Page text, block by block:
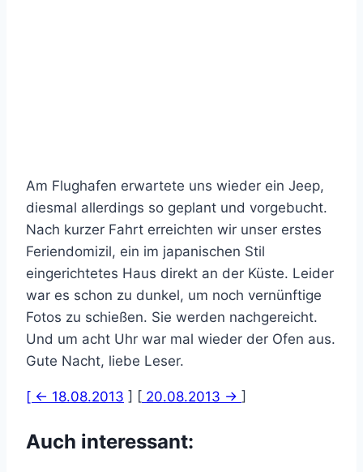
Am Flughafen erwartete uns wieder ein Jeep,
diesmal allerdings so geplant und vorgebucht.
Nach kurzer Fahrt erreichten wir unser erstes
Feriendomizil, ein im japanischen Stil
eingerichtetes Haus direkt an der Küste. Leider
war es schon zu dunkel, um noch vernünftige
Fotos zu schießen. Sie werden nachgereicht.
Und um acht Uhr war mal wieder der Ofen aus.
Gute Nacht, liebe Leser.
[ <- 18.08.2013 ] [ 20.08.2013 -> ]
Auch interessant: